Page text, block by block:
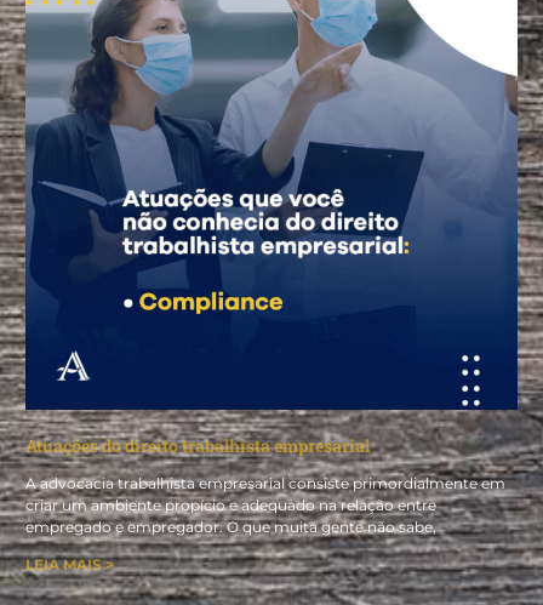
Atuações do direito trabalhista empresarial
A advocacia trabalhista empresarial consiste primordialmente em
criar um ambiente propício e adequado na relação entre
empregado e empregador. O que muita gente não sabe,
LEIA MAIS >